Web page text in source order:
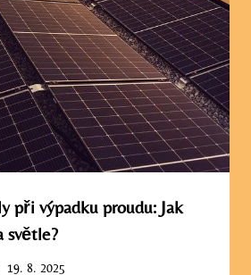
při výpadku proudu: Jak
světle?
19. 8. 2025